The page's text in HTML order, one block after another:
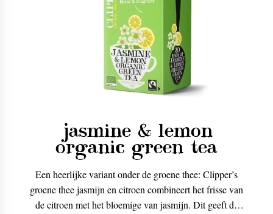
jasmine & lemon
organic green tea
Een heerlijke variant onder de groene thee: Clipper’s
groene thee jasmijn en citroen combineert het frisse van
de citroen met het bloemige van jasmijn. Dit geeft de